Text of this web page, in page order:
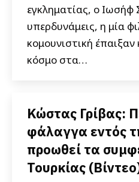
εγκληματίας, ο Ιωσήφ
υπερδυνάμεις, η μία
κομουνιστική έπαιξαν
κόσμο στα…
Κώστας Γρίβας:
φάλαγγα εντός
προωθεί τα
Τουρκίας